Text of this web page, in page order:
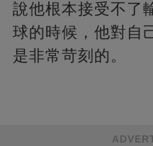
說他根本接受不了
球的時候，他對自
是非常苛刻的。